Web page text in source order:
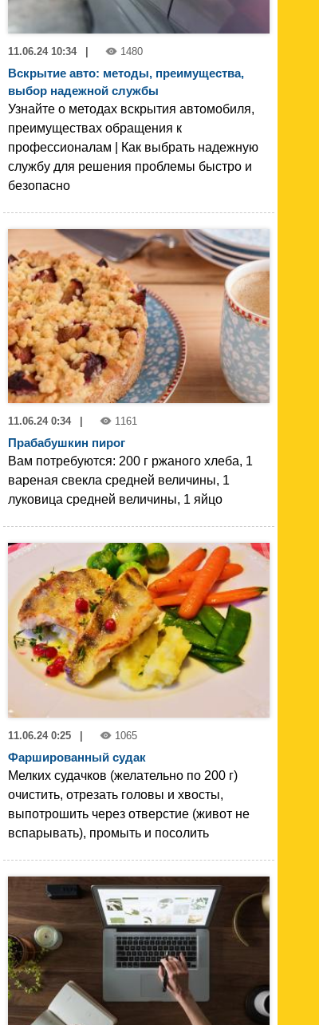
11.06.24 10:34 | 1480
Вскрытие авто: методы, преимущества,
выбор надежной службы
Узнайте о методах вскрытия автомобиля,
преимуществах обращения к
профессионалам | Как выбрать надежную
службу для решения проблемы быстро и
безопасно
11.06.24 0:34 1161
Прабабушкин пирог
Вам потребуются: 200 г ржаного хлеба, 1
вареная свекла средней величины, 1
луковица средней величины, 1 яйцо
11.06.24 0:25 1065
Фаршированный судак
Мелких судачков (желательно по 200 г)
очистить, отрезать головы и хвосты,
выпотрошить через отверстие (живот не
вспарывать), промыть и посолить